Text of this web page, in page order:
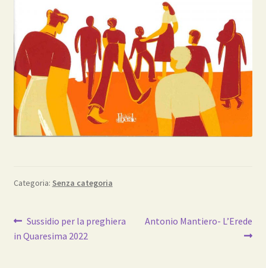
Categoria: Senza categoria
Navigazione
articoli
Articolo
precedente:
Sussidio per la preghiera
in Quaresima 2022
Articolo
Antonio Mantiero- L’Erede